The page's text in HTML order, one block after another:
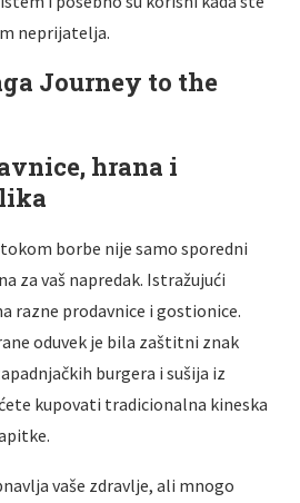
neprijatelja.
hrana i
borbe nije samo sporedni
za vaš napredak. Istražujući
razne prodavnice i gostionice.
oduvek je bila zaštitni znak
burgera i sušija iz
kupovati tradicionalna kineska
vaše zdravlje, ali mnogo